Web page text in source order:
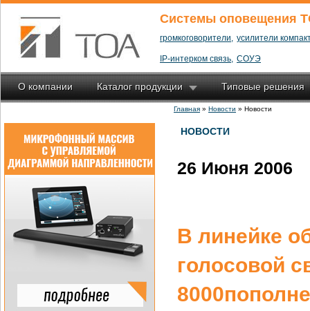
Системы оповещения
громкоговорители, усилители
IP-интерком связь, СОУЭ
О компании Каталог продукции Типовые решения
Главная » Новости » Новости
НОВОСТИ
26 Июня 2006
В линейке
голосовой